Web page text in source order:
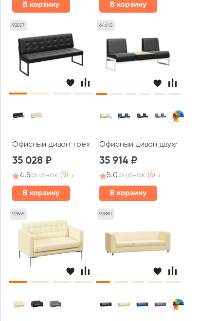
В корзину В корзину
92857
Офисный диван трехместный Некст / Next
35 028
4.5оценок (9)
В корзину
64645
Офисный диван двухместный
35 914
5.0оценок (6)
В корзину
92865 92880